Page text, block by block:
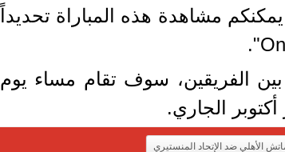
مشاهدة هذه المباراة تحديداً
بين الفريقين، سوف تقام مساء يوم
الأهلي ضد الإتحاد المنستيري